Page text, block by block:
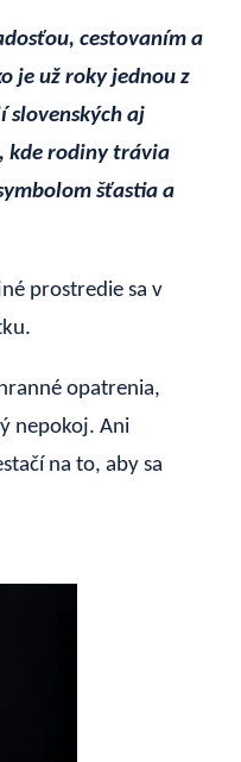
cestovaním a
je už roky jednou z
slovenských aj
kde rodiny trávia
šťastia a
prostredie sa v
opatrenia,
nepokoj. Ani
na to, aby sa